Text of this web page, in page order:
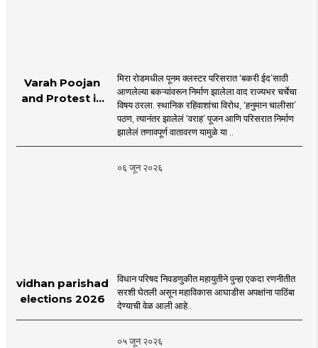
Varah Poojan
and Protest in
Mira Road
मिरा रोडमधील पूनम क्लस्टर परिसरात ‘बकरी ईद’साठी
आणलेल्या बकऱ्यांवरून निर्माण झालेला वाद राज्यभर चर्चेचा
विषय ठरला. स्थानिक रहिवाशांचा विरोध, ‘हनुमान चालीसा’
पठण, त्यानंतर झालेलं ‘वराह’ पूजन आणि परिसरात निर्माण
झालेलं तणावपूर्ण वातावरण यामुळे या ..
०६ जून २०२६
vidhan parishad
elections 2026
विधान परिषद निवडणुकीत महायुतीने पुन्हा एकदा रणनीतीत
सरशी घेतली असून महाविकास आघाडीस अपक्षांना पाठिंबा
देण्याची वेळ आली आहे..
०५ जून २०२६